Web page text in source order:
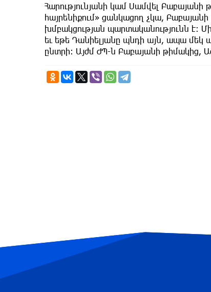
Հարությունյանի կամ Սամվել Բաբայանի
հայրենիքում» ցանկացող չկա,
խմբակցության պարտականությունն է։
եւ եթե Դանիելյանը պնդի այն, ապա
ընտրի։ Այժմ ԺՊ-ն Բաբայանի թիմակից,